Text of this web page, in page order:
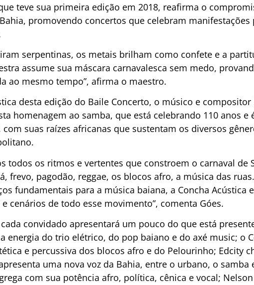
teve sua primeira edição em 2018, reafirma o
promovendo concertos que celebram manifestações
serpentinas, os metais brilham como confete e a
assume sua máscara carnavalesca sem medo,
ao mesmo tempo”, afirma o maestro.
desta edição do Baile Concerto, o músico e compositor
homenagem ao samba, que está celebrando 110 anos e
suas raízes africanas que sustentam os diversos
todos os ritmos e vertentes que constroem o carnaval de
frevo, pagodão, reggae, os blocos afro, a música das
fundamentais para a música baiana, a Concha Acústica
cenários de todo esse movimento”, comenta Góes.
convidado apresentará um pouco do que está
a energia do trio elétrico, do pop baiano e do axé music; o
e percussiva dos blocos afro e do Pelourinho; Edcity
uma nova voz da Bahia, entre o urbano, o samba
com sua potência afro, política, cênica e vocal;